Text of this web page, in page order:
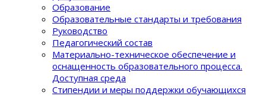
Образование
Образовательные стандарты и требования
Руководство
Педагогический состав
Материально-техническое обеспечение и
оснащенность образовательного процеcса.
Доступная среда
Стипендии и меры поддержки обучающихся